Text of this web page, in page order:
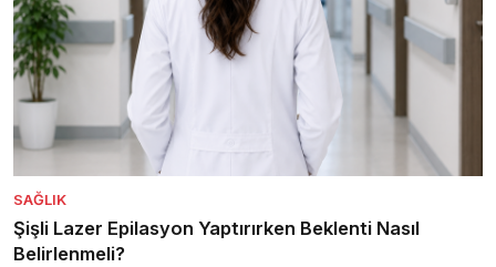
SAĞLIK
Şişli Lazer Epilasyon Yaptırırken Beklenti Nasıl
Belirlenmeli?